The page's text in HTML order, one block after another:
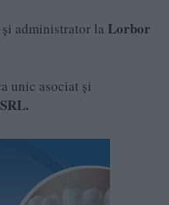
administrator la Lorbor
unic asociat și